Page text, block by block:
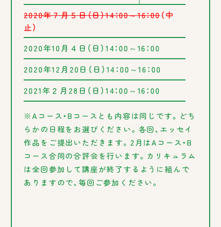
2020年７月５日（日）14：00～16：00（中
止）
2020年10月４日（日）14：00～16：00
2020年12月20日（日）14：00～16：00
2021年２月28日（日）14：00～16：00
※Aコース・Bコースとも内容は同じです。どち
らかの日程をお選びください。各回、エッセイ
作品をご提出いただきます。2月はAコース・B
コース合同の合評会を行います。カリキュラム
は全回参加して講座が終了するように組んで
ありますので、毎回ご参加ください。